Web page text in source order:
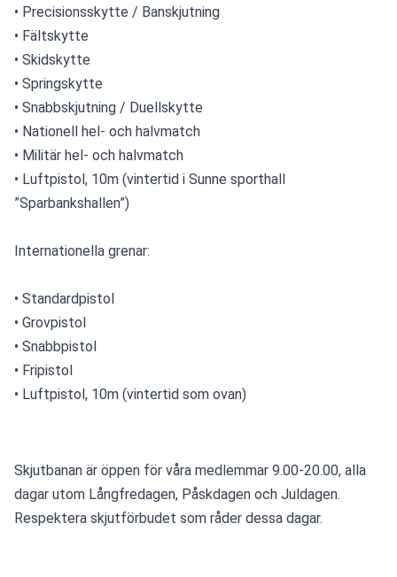
• Precisionsskytte / Banskjutning
• Fältskytte
• Skidskytte
• Springskytte
• Snabbskjutning / Duellskytte
• Nationell hel- och halvmatch
• Militär hel- och halvmatch
• Luftpistol, 10m (vintertid i Sunne sporthall
”Sparbankshallen”)
Internationella grenar:
• Standardpistol
• Grovpistol
• Snabbpistol
• Fripistol
• Luftpistol, 10m (vintertid som ovan)
Skjutbanan är öppen för våra medlemmar 9.00-20.00, alla
dagar utom Långfredagen, Påskdagen och Juldagen.
Respektera skjutförbudet som råder dessa dagar.